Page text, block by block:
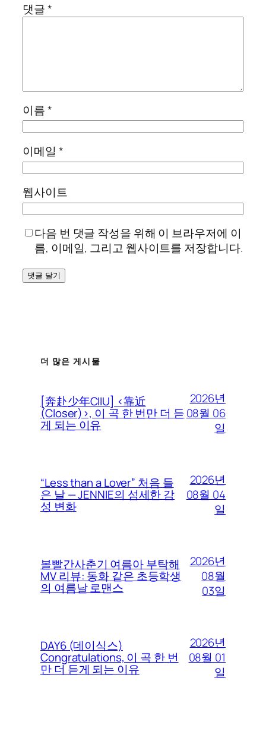
댓글*
이름*
이메일 *
웹사이트
다음 번 댓글 작성을 위해 이 브라우저에 이
름, 이메일, 그리고 웹사이트를 저장합니다.
더 많은 게시물
[奔赴少年CIIU] <靠近
(Closer)>, 이 곡 한 번만 더 듣
게 되는 이유
2026년
08월 06
일
“Less than a Lover” 처음 들
은 날 — JENNIE의 섬세한 감
성 변화
2026년
08월 04
일
볼빨간사춘기 여름아 부탁해
MV 리뷰: 동화 같은 초등학생
의 여름날 로맨스
2026년
08월
03일
DAY6 (데이식스)
Congratulations, 이 곡 한 번
만 더 듣게 되는 이유
2026년
08월 01
일